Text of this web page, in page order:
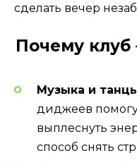
сделать вечер
Почему
Музыка и
диджеев
выплеснуть
способ снять